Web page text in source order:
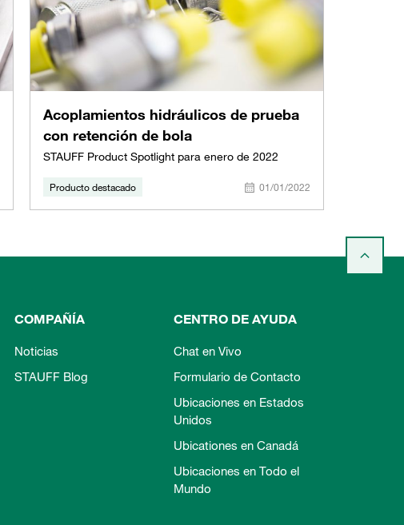
Acoplamientos hidráulicos de prueba
con retención de bola
STAUFF Product Spotlight para enero de 2022
Producto destacado 01/01/2022
COMPAÑÍA
Noticias
STAUFF Blog
CENTRO DE AYUDA
Chat en Vivo
Formulario de Contacto
Ubicaciones en Estados
Unidos
Ubicationes en Canadá
Ubicaciones en Todo el
Mundo